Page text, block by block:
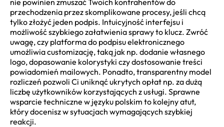
przechodzenia przez skomplikowane procesy, jeśli chcą
tylko złożyć jeden podpis. Intuicyjność interfejsu i
możliwość szybkiego załatwienia sprawy to klucz. Zwróć
uwagę, czy platforma do podpisu elektronicznego
umożliwia customizację, taką jak np. dodanie własnego
logo, dopasowanie kolorystyki czy dostosowanie treści
powiadomień mailowych. Ponadto, transparentny model
rozliczeń pozwoli Ci uniknąć ukrytych opłat np. za dużą
liczbę użytkowników korzystających z usługi. Sprawne
wsparcie techniczne w języku polskim to kolejny atut,
który docenisz w sytuacjach wymagających szybkiej
reakcji.